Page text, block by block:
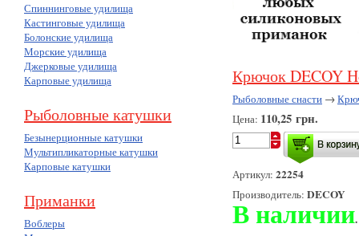
Спиннинговые удилища
Кастинговые удилища
Болонские удилища
Морские удилища
Джерковые удилища
Карповые удилища
Рыболовные катушки
Безынерционные катушки
Мультипликаторные катушки
Карповые катушки
Приманки
Воблеры
Крючок DECOY
Рыболовные снасти →
Цена: 110,25 грн.
Артикул: 22254
Производитель: DECOY
В наличии.